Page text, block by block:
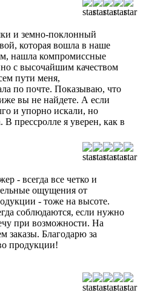
и земно-поклонный
которая вошла в наше
нашла компромиссные
с высочайшим качеством
пути меня,
по почте. Показываю, что
вы не найдете. А если
и упорно искали, но
В прессролле я уверен, как в
- всегда все четко и
ощущения от
- тоже на высоте.
соблюдаются, если нужно
при возможности. На
заказы. Благодарю за
продукции!